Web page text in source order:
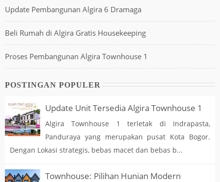
Update Pembangunan Algira 6 Dramaga
Beli Rumah di Algira Gratis Housekeeping
Proses Pembangunan Algira Townhouse 1
POSTINGAN POPULER
Update Unit Tersedia Algira Townhouse 1
Algira Townhouse 1 terletak di Indrapasta,
Panduraya yang merupakan pusat Kota Bogor.
Dengan Lokasi strategis, bebas macet dan bebas b...
Townhouse: Pilihan Hunian Modern